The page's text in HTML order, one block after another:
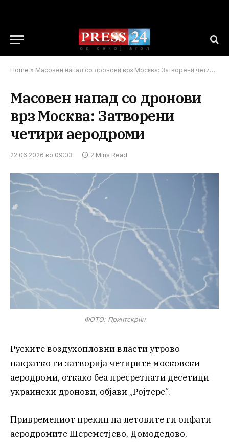
Home » Масовен напад со дронови врз Москва: Затворени четири аеродроми
Масовен напад со дронови
врз Москва: Затворени
четири аеродроми
22.06.2026 во 09:03 2 Mins Read
ФОТО: Принтскрин
Руските воздухопловни власти утрово
накратко ги затворија четирите московски
аеродроми, откако беа пресретнати десетици
украински дронови, објави „Ројтерс“.
Привремениот прекин на летовите ги опфати
аеродромите Шереметјево, Домодедово,